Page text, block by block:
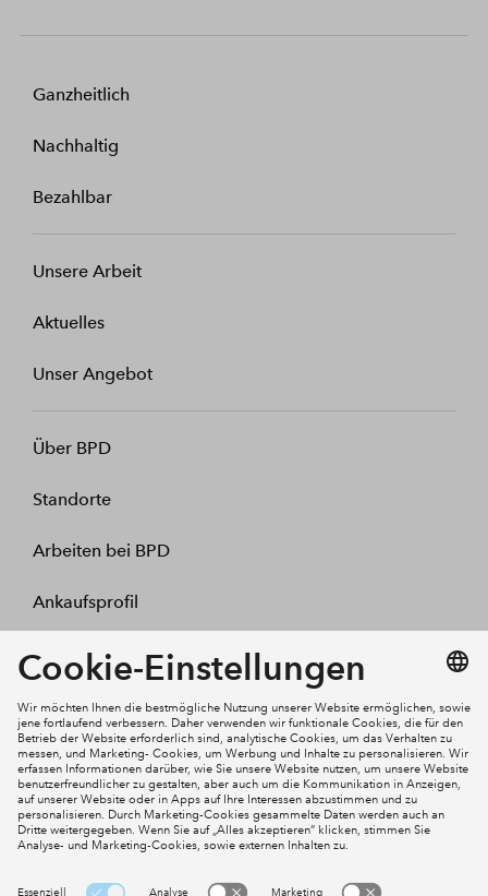
Ganzheitlich
Nachhaltig
Bezahlbar
Unsere Arbeit
Aktuelles
Unser Angebot
Über BPD
Standorte
Arbeiten bei BPD
Ankaufsprofil
Kontakt
Mein Konto
Social Media